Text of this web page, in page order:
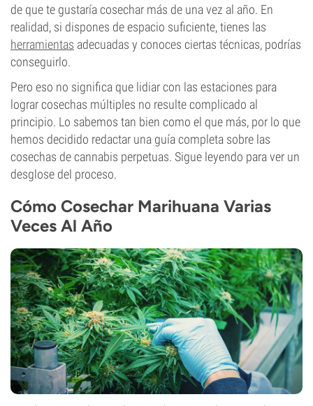
de que te gustaría cosechar más de una vez al año. En
realidad, si dispones de espacio suficiente, tienes las
herramientas adecuadas y conoces ciertas técnicas, podrías
conseguirlo.
Pero eso no significa que lidiar con las estaciones para
lograr cosechas múltiples no resulte complicado al
principio. Lo sabemos tan bien como el que más, por lo que
hemos decidido redactar una guía completa sobre las
cosechas de cannabis perpetuas. Sigue leyendo para ver un
desglose del proceso.
Cómo Cosechar Marihuana Varias
Veces Al Año